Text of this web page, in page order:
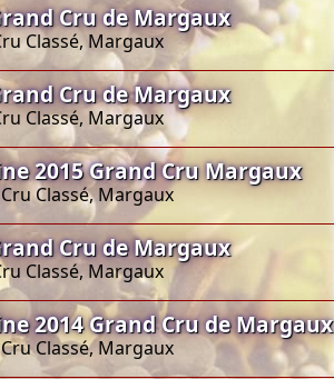
Cru de Margaux
Classé, Margaux
Cru de Margaux
Classé, Margaux
2015 Grand Cru Margaux
Classé, Margaux
Cru de Margaux
Classé, Margaux
2014 Grand Cru de Margaux
Classé, Margaux